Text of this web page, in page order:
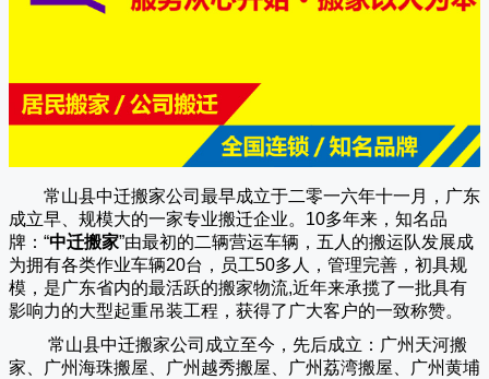
常山县中迁搬家公司 最早成立于二零一六年十一月，广东
成立早、规模大的一家专业搬迁企业。10多年来，知名品
牌：“中迁搬家”由最初的二辆营运车辆，五人的搬运队发展成
为拥有各类作业车辆20台，员工50多人，管理完善，初具规
模，是广东省内的最活跃的搬家物流,近年来承揽了一批具有
影响力的大型起重吊装工程，获得了广大客户的一致称赞。
常山县中迁搬家公司成立至今，先后成立：广州天河搬
家、广州海珠搬屋、广州越秀搬屋、广州荔湾搬屋、广州黄埔